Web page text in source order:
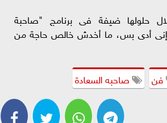
حلولها ضيفة فى برنامج "صاحبة
إنى أدى بس، ما أخدش خالص حاجة من
فن صاحبه السعادة